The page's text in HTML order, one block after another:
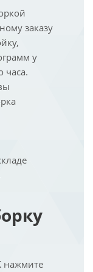
заказу
у
часа.
нажмите